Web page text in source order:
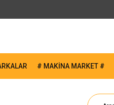
# MAKİNA MARKET #